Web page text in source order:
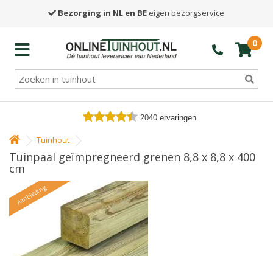
Bezorging in NL en BE eigen bezorgservice
0
2040 ervaringen
Tuinhout
Tuinpaal geïmpregneerd grenen 8,8 x 8,8 x 400
cm
Aanbieding